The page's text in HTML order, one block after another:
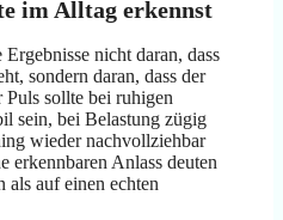
im Alltag erkennst
nicht daran, dass
sondern daran, dass der
sollte bei ruhigen
sein, bei Belastung zügig
wieder nachvollziehbar
erkennbaren Anlass deuten
als auf einen echten